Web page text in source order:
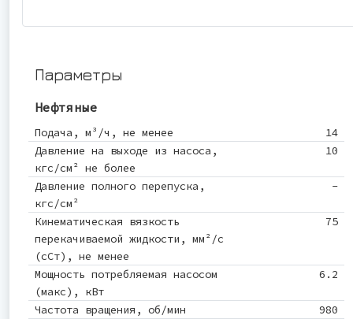
Параметры
Нефтяные
Подача, м³/ч, не менее
14
Давление на выходе из насоса,
кгс/см² не более
10
Давление полного перепуска,
кгс/см²
-
Кинематическая вязкость
перекачиваемой жидкости, мм²/с
(сСт), не менее
75
Мощность потребляемая насосом
(макс), кВт
6.2
Частота вращения, об/мин
980